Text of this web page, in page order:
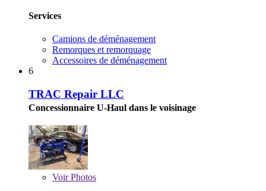
Services
Camions de déménagement
Remorques et remorquage
Accessoires de déménagement
6
TRAC Repair LLC
Concessionnaire U-Haul dans le voisinage
VoirPhotos